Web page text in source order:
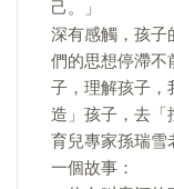
己。」
深有感觸，孩子
們的思想停滯不
子，理解孩子，
造」孩子，去「
育兒專家孫瑞雪
一個故事：